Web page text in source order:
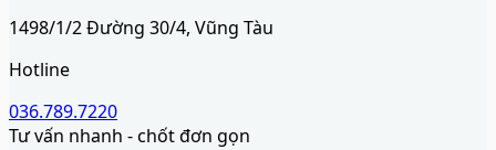
1498/1/2 Đường 30/4, Vũng Tàu
Hotline
036.789.7220
Tư vấn nhanh - chốt đơn gọn